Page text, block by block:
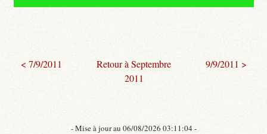
< 7/9/2011
Retour à Septembre
2011
9/9/2011 >
- Mise à jour au 06/08/2026 03:11:04 -